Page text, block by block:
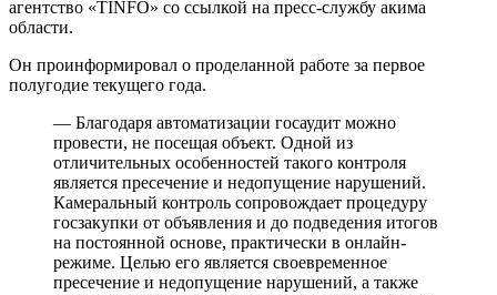
агентство «TINFO» со ссылкой на пресс-службу акима
области.
Он проинформировал о проделанной работе за первое
полугодие текущего года.
— Благодаря автоматизации госаудит можно
провести, не посещая объект. Одной из
отличительных особенностей такого контроля
является пресечение и недопущение нарушений.
Камеральный контроль сопровождает процедуру
госзакупки от объявления и до подведения итогов
на постоянной основе, практически в онлайн-
режиме. Целью его является своевременное
пресечение и недопущение нарушений, а также